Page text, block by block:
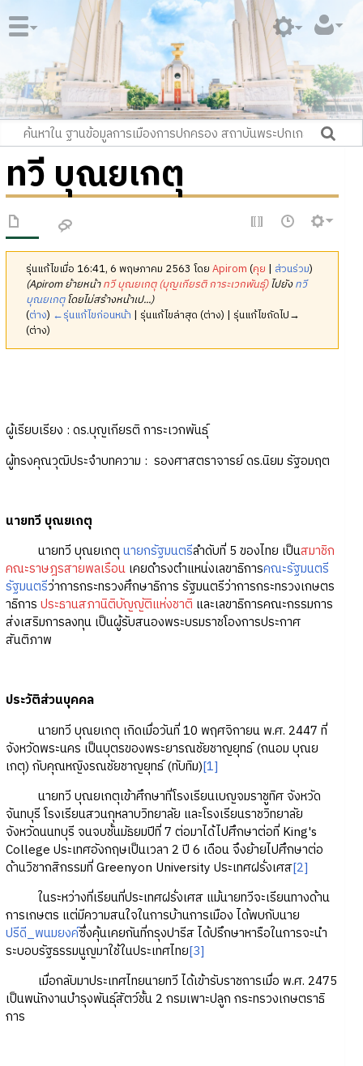
ทวี บุณยเกตุ
รุ่นแก้ไขเมื่อ 16:41, 6 พฤษภาคม 2563 โดยApirom (คุย | ส่วนร่วม)
(Apirom ย้ายหน้าทวี บุณยเกตุ (บุญเกียรติ การะเวกพันธุ์)ไปยังทวี
บุณยเกตุโดยไม่สร้างหน้าเป...)
(ต่าง) ←รุ่นแก้ไขก่อนหน้า | รุ่นแก้ไขล่าสุด (ต่าง) | รุ่นแก้ไขถัดไป→
(ต่าง)
ผู้เรียบเรียง : ดร.บุญเกียรติ การะเวกพันธุ์
ผู้ทรงคุณวุฒิประจำบทความ : รองศาสตราจารย์ ดร.นิยม รัฐอมฤต
นายทวี บุณยเกตุ
นายทวี บุณยเกตุ นายกรัฐมนตรีลำดับที่ 5 ของไทย เป็นสมาชิก
คณะราษฎรสายพลเรือนเคยดำรงตำแหน่งเลขาธิการคณะรัฐมนตรี
รัฐมนตรีว่าการกระทรวงศึกษาธิการ รัฐมนตรีว่าการกระทรวงเกษตร
าธิการ ประธานสภานิติบัญญัติแห่งชาติ และเลขาธิการคณะกรรมการ
ส่งเสริมการลงทุน เป็นผู้รับสนองพระบรมราชโองการประกาศ
สันติภาพ
ประวัติส่วนบุคคล
นายทวี บุณยเกตุ เกิดเมื่อวันที่ 10 พฤศจิกายน พ.ศ. 2447 ที่
จังหวัดพระนคร เป็นบุตรของพระยารณชัยชาญยุทธ์ (ถนอม บุณย
เกตุ) กับคุณหญิงรณชัยชาญยุทธ์ (ทับทิม)[1]
นายทวี บุณยเกตุเข้าศึกษาที่โรงเรียนเบญจมราชูทิศ จังหวัด
จันทบุรี โรงเรียนสวนกุหลาบวิทยาลัย และโรงเรียนราชวิทยาลัย
จังหวัดนนทบุรี จนจบชั้นมัธยมปีที่ 7 ต่อมาได้ไปศึกษาต่อที่ King's
College ประเทศอังกฤษเป็นเวลา 2 ปี 6 เดือน จึงย้ายไปศึกษาต่อ
ด้านวิชากสิกรรมที่ Greenyon University ประเทศฝรั่งเศส[2]
ในระหว่างที่เรียนที่ประเทศฝรั่งเศส แม้นายทวีจะเรียนทางด้าน
การเกษตร แต่มีความสนใจในการบ้านการเมือง ได้พบกับนาย
ปรีดี_พนมยงค์ซึ่งคุ้นเคยกันที่กรุงปารีส ได้ปรึกษาหารือในการจะนำ
ระบอบรัฐธรรมนูญมาใช้ในประเทศไทย[3]
เมื่อกลับมาประเทศไทยนายทวี ได้เข้ารับราชการเมื่อ พ.ศ. 2475
เป็นพนักงานบำรุงพันธุ์สัตว์ชั้น 2 กรมเพาะปลูก กระทรวงเกษตราธิ
การ